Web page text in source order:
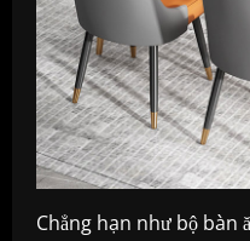
Chẳng hạn như bộ bàn